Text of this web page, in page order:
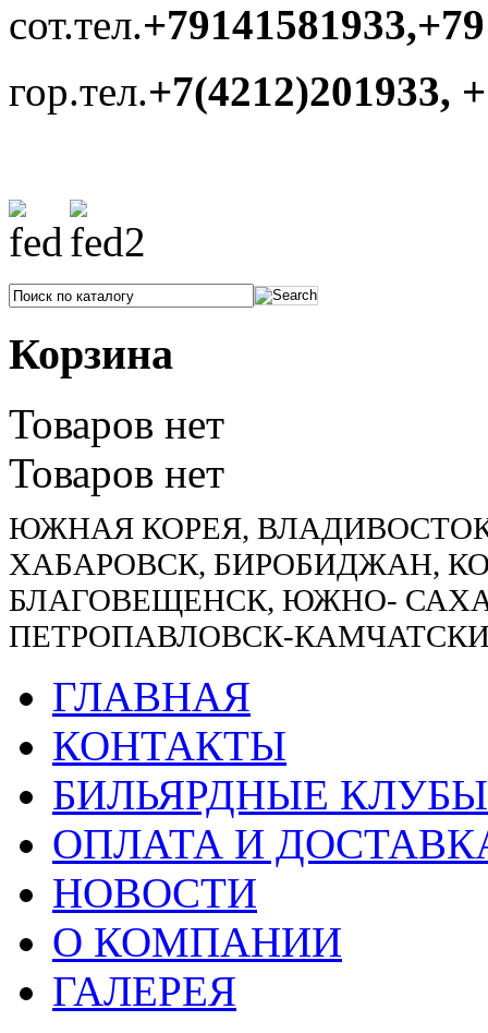
сот.тел.
гор.тел.+7(4212)201933,
Корзина
Товаров нет
Товаров нет
ЮЖНАЯ КОРЕЯ,
ХАБАРОВСК, БИРОБИДЖАН,
БЛАГОВЕЩЕНСК, ЮЖНО-
ПЕТРОПАВЛОВСК-
ГЛАВНАЯ
КОНТАКТЫ
БИЛЬЯРДНЫЕ КЛУБЫ
ОПЛАТА И
НОВОСТИ
О КОМПАНИИ
ГАЛЕРЕЯ